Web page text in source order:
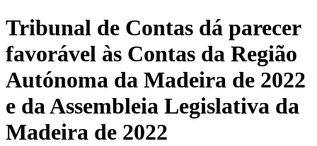
Tribunal de Contas dá parecer
favorável às Contas da Região
Autónoma da Madeira de 2022
e da Assembleia Legislativa da
Madeira de 2022